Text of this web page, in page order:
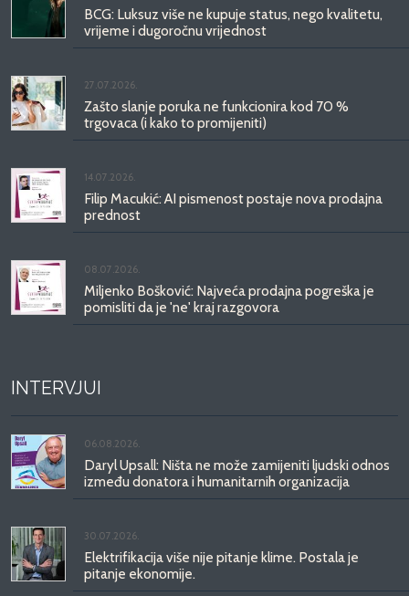
BCG: Luksuz više ne kupuje status, nego kvalitetu,
vrijeme i dugoročnu vrijednost
27.07.2026.
Zašto slanje poruka ne funkcionira kod 70 %
trgovaca (i kako to promijeniti)
14.07.2026.
Filip Macukić: AI pismenost postaje nova prodajna
prednost
08.07.2026.
Miljenko Bošković: Najveća prodajna pogreška je
pomisliti da je 'ne' kraj razgovora
INTERVJUI
06.08.2026.
Daryl Upsall: Ništa ne može zamijeniti ljudski odnos
između donatora i humanitarnih organizacija
30.07.2026.
Elektrifikacija više nije pitanje klime. Postala je
pitanje ekonomije.